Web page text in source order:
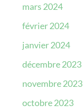
mars 2024
février 2024
janvier 2024
décembre 2023
novembre 2023
octobre 2023